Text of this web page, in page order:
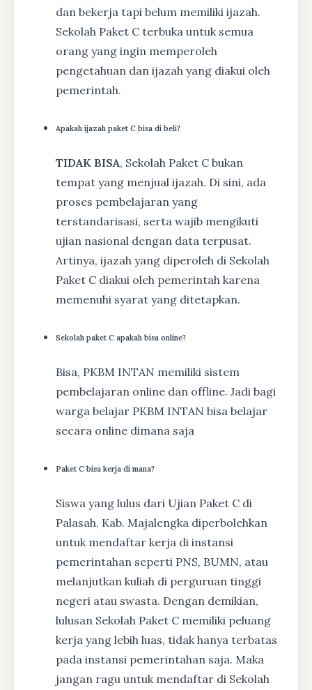
dan bekerja tapi belum memiliki ijazah.
Sekolah Paket C terbuka untuk semua
orang yang ingin memperoleh
pengetahuan dan ijazah yang diakui oleh
pemerintah.
Apakah ijazah paket C bisa di beli?
TIDAK BISA, Sekolah Paket C bukan
tempat yang menjual ijazah. Di sini, ada
proses pembelajaran yang
terstandarisasi, serta wajib mengikuti
ujian nasional dengan data terpusat.
Artinya, ijazah yang diperoleh di Sekolah
Paket C diakui oleh pemerintah karena
memenuhi syarat yang ditetapkan.
Sekolah paket C apakah bisa online?
Bisa, PKBM INTAN memiliki sistem
pembelajaran online dan offline. Jadi bagi
warga belajar PKBM INTAN bisa belajar
secara online dimana saja
Paket C bisa kerja di mana?
Siswa yang lulus dari Ujian Paket C di
Palasah, Kab. Majalengka diperbolehkan
untuk mendaftar kerja di instansi
pemerintahan seperti PNS, BUMN, atau
melanjutkan kuliah di perguruan tinggi
negeri atau swasta. Dengan demikian,
lulusan Sekolah Paket C memiliki peluang
kerja yang lebih luas, tidak hanya terbatas
pada instansi pemerintahan saja. Maka
jangan ragu untuk mendaftar di Sekolah